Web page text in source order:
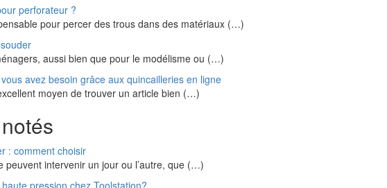
perforateur ?
pour percer des trous dans des matériaux (…)
aussi bien que pour le modélisme ou (…)
avez besoin grâce aux quincailleries en ligne
moyen de trouver un article bien (…)
: comment choisir
peuvent intervenir un jour ou l’autre, que (…)
pression chez Toolstation?